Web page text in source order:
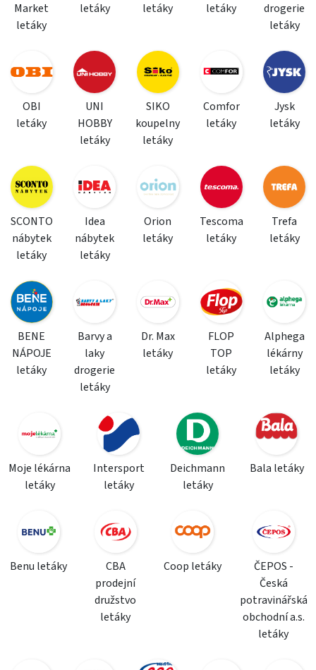
Market
letáky
letáky
letáky
letáky
drogerie
letáky
OBI
letáky
UNI
HOBBY
letáky
SIKO
koupelny
letáky
Comfor
letáky
Jysk
letáky
SCONTO
nábytek
letáky
Idea
nábytek
letáky
Orion
letáky
Tescoma
letáky
Trefa
letáky
BENE
NÁPOJE
letáky
Barvy a
laky
drogerie
letáky
Dr. Max
letáky
FLOP
TOP
letáky
Alphega
lékárny
letáky
Moje lékárna
letáky
Intersport
letáky
Deichmann
letáky
Bala letáky
Benu letáky
CBA
prodejní
družstvo
letáky
Coop letáky
ČEPOS -
Česká
potravinářská
obchodní a.s.
letáky